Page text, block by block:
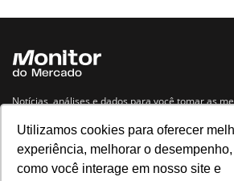
Utilizamos cookies para oferecer
experiência, melhorar o
como você interage em nosso site e
Notícias, análises e dados para você tomar as
Navegue no site
Últimas notícias Quem somos E-books